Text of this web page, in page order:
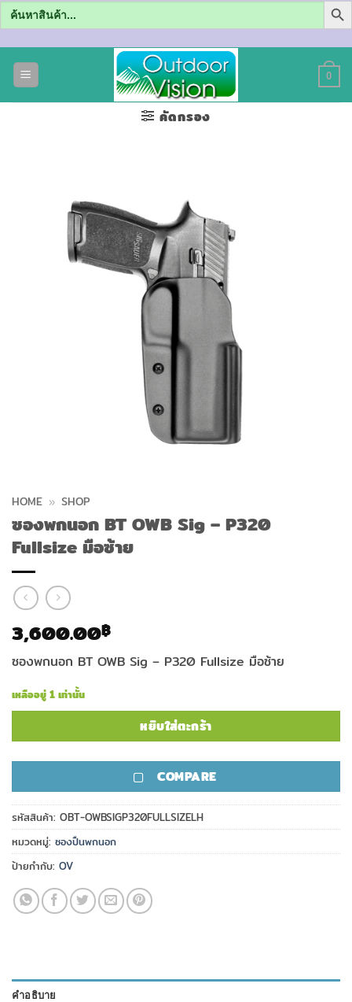
Search
for:
0
คัดกรอง
HOME » SHOP
ซองพกนอก BT OWB Sig – P320
Fullsize มือซ้าย
3,600.00฿
ซองพกนอก BT OWB Sig – P320 Fullsize มือซ้าย
เหลืออยู่ 1 เท่านั้น
หยิบใส่ตะกร้า
COMPARE
รหัสสินค้า: OBT-OWBSIGP320FULLSIZELH
หมวดหมู่: ซองปืนพกนอก
ป้ายกำกับ: OV
คำอธิบาย